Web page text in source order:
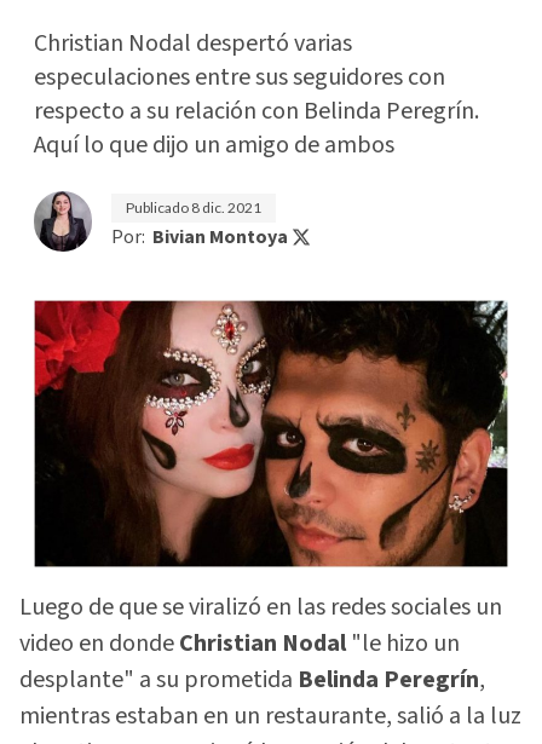
Christian Nodal despertó varias
especulaciones entre sus seguidores con
respecto a su relación con Belinda Peregrín.
Aquí lo que dijo un amigo de ambos
Publicado 8 dic. 2021
Por: Bivian Montoya
Luego de que se viralizó en las redes sociales un
video en dondeChristian Nodal"le hizo un
desplante" a su prometida Belinda Peregrín,
mientras estaban en un restaurante, salió a la luz